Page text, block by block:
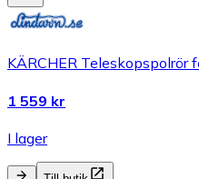
KÄRCHER
1 559 kr
I lager